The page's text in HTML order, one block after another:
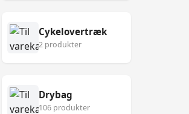
Cykelovertræk
2 produkter
Drybag
106 produkter